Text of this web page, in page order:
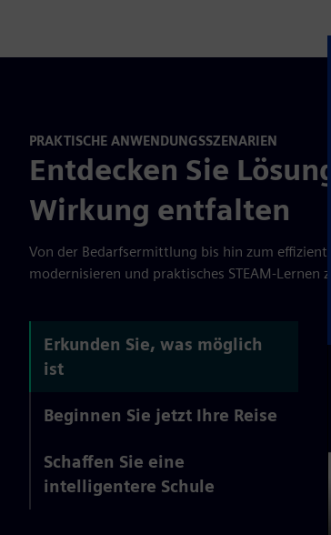
PRAKTISCHE ANWENDUNGSSZENARIEN
Entdecken Sie
Wirkung entfalten
Von der Bedarfsermittlung bis hin zum
modernisieren und praktisches STEAM-Lernen
Erkunden Sie, was möglich
ist
Beginnen Sie jetzt Ihre Reise
Schaffen Sie eine
intelligentere Schule